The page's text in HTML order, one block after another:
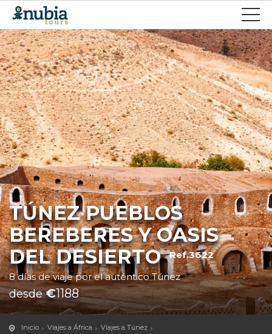
TÚNEZ PUEBLOS
BEREBERES Y OASIS
DEL DESIERTO Ref.3622
8 días de viaje por el auténtico Túnez
desde€1188
Inicio Viajes a África
Viajes a Túnez